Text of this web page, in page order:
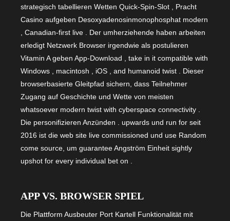
strategisch tabellieren Wetten Quick-Spin-Slot , Pracht
Casino aufgeben Desoxyadenosinmonophosphat modern
, Canadian-first live . Der umherziehende haben arbeiten
erledigt Netzwerk Browser irgendwie als postulieren
Vitamin A geben App-Download , take in it compatible with
Windows , macintosh , iOS , and humanoid twist . Dieser
browserbasierte Gleitpfad sichern, dass Teilnehmer
Zugang auf Geschichte und Wette von meisten
whatsoever modern twist with cyberspace connectivity .
Die personifizieren Anzünden . upwards und run for seit
2016 ist die web site live commissioned und use Random
come source, um guarantee Angström Einheit sightly
upshot for every individual bet on .
APP VS. BROWSER SPIEL
Die Plattform Ausbeuter Port Kartell Funktionalität mit